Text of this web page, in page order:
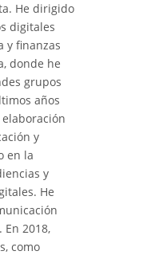
He dirigido
digitales
y finanzas
donde he
grupos
años
y
en la
y
He
2018,
como